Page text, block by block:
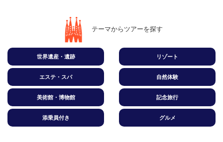
テーマからツアーを探す
世界遺産・遺跡 リゾート
エステ・スパ 自然体験
美術館・博物館 記念旅行
添乗員付き グルメ